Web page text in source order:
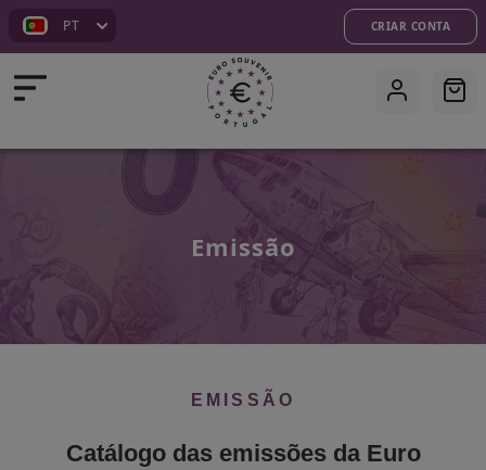
PT CRIAR CONTA
EMISSÃO
PERSONALIZAÇÃO
Emissão
EMISSÃO
Catálogo das emissões da Euro